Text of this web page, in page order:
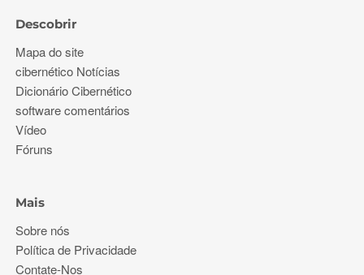
Descobrir
Mapa do site
cibernético Notícias
Dicionário Cibernético
software comentários
Vídeo
Fóruns
Mais
Sobre nós
Política de Privacidade
Contate-Nos